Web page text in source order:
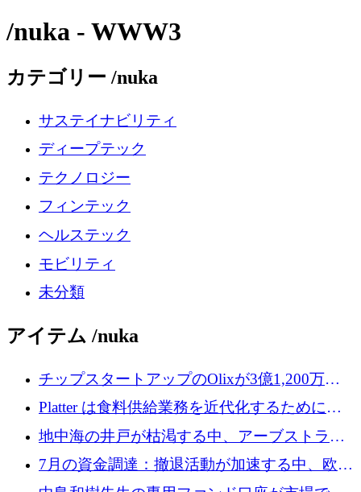
/nuka - WWW3
カテゴリー /nuka
サステイナビリティ
ディープテック
テクノロジー
フィンテック
ヘルステック
モビリティ
未分類
アイテム /nuka
チップスタートアップのOlixが3億1,200万ド
ルを調達、Mobilizeが投資部門を立ち上げ、7
月の資金調達を詳しく調査
Platter は食料供給業務を近代化するために
Verb Ventures から追加資金を調達
地中海の井戸が枯渇する中、アーブストラ社
は空気から飲料水を作る機械を発売
7月の資金調達：撤退活動が加速する中、欧州
の新興企業が86億ユーロを確保